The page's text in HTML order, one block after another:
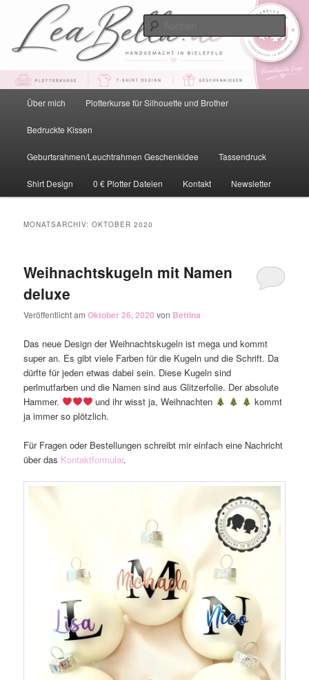
primären
springen
sekundären
springenLeaBella.de – Handgemacht in
Bielefeld
HauptmenüÜber mich Plotterkurse für Silhouette und Brother
Bedruckte Kissen
Geburtsrahmen/Leuchtrahmen Geschenkidee Tassendruck
Shirt Design 0 € Plotter Dateien Kontakt Newsletter
MONATSARCHIV:OKTOBER 2020
Weihnachtskugeln mit Namen
deluxe
Veröffentlicht amOktober 26, 2020 von Bettina
Das neue Design der Weihnachtskugeln ist mega und kommt
super an. Es gibt viele Farben für die Kugeln und die Schrift. Da
dürfte für jeden etwas dabei sein. Diese Kugeln sind
perlmutfarben und die Namen sind aus Glitzerfolie. Der absolute
Hammer.
und ihr wisst ja, Weihnachten
kommt
ja immer so plötzlich.
Für Fragen oder Bestellungen schreibt mir einfach eine Nachricht
über das Kontaktformular.